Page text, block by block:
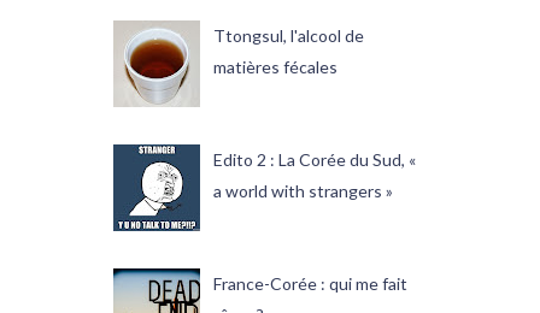
Ttongsul, l'alcool de
matières fécales
Edito 2 : La Corée du Sud, «
a world with strangers »
France-Corée : qui me fait